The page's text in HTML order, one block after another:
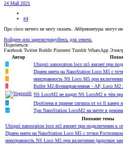
24 Май 2021
#4
Про cisco ничего не могу сказать. Аббревиатуры могут
Войдите или зарегистрируйтесь для ответа.
Поделиться:
Facebook Twitter Reddit Pinterest Tumblr WhatsApp
Автор
Х
Ubiquti nanostation loco m5 виснет при
L
Прием инета на NanoStation Loco M5 с
A
неисправность NS Loco M5 при включении
L
Bullet M2-Всенаправленная - AP, Loco M2
NS LocoM2 не видит NS LocoM2 в чём
R
Проблема в приеме сигнала от wi fi камер
М
Три NanoStation LocoM2 на мачте в
Похожие темы
Ubiquti nanostation loco m5 виснет при подключении к
Прием инета на NanoStation Loco M5 с точки
неисправность NS Loco M5 при включении (короткое